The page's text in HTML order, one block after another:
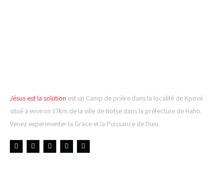
Jésus est la solution est un Camp de prière dans la localité de Kpové
situé à environ 17km de la ville de Notse dans la préfecture de Haho.
Venez experimenter la Grace et la Puissance de Dieu.